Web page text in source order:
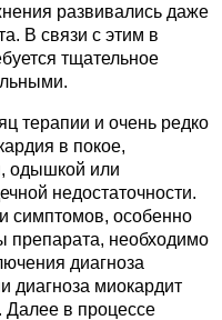
развивались даже
В связи с этим в
тщательное
терапии и очень редко
в покое,
одышкой или
недостаточности.
симптомов, особенно
препарата, необходимо
диагноза
диагноза миокардит
Далее в процессе